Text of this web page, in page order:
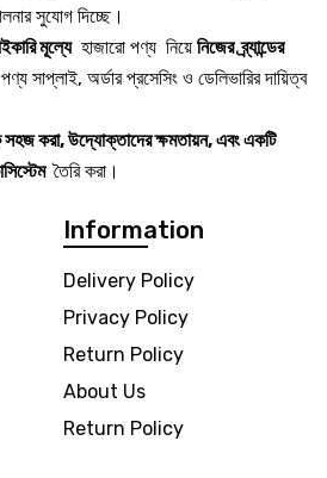
সুযোগ দিচ্ছে।
মূল্যেহাজারো পণ্য নিয়ে নিজের ব্র্যান্ডের
সাপ্লাই, অর্ডার প্রসেসিং ও ডেলিভারির দায়িত্ব
সহজ করা, উদ্যোক্তাদের ক্ষমতায়ন, এবং একটি
তৈরি করা।
Information
Delivery Policy
Privacy Policy
Return Policy
About Us
Return Policy